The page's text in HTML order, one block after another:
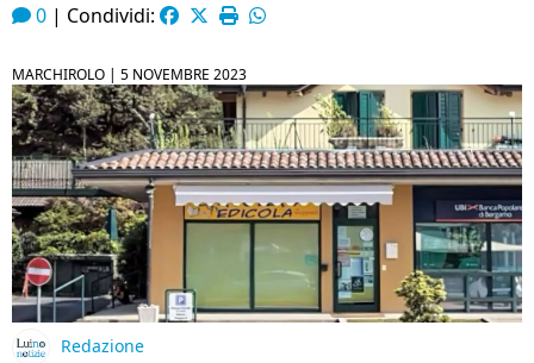
0 | Condividi:
MARCHIROLO | 5 NOVEMBRE 2023
Redazione